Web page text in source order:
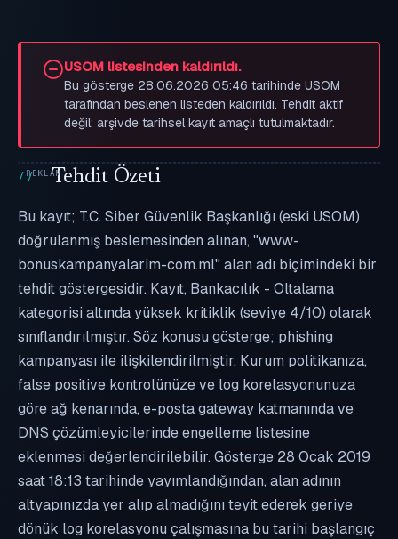
USOM listesinden kaldırıldı.
Bu gösterge 28.06.2026 05:46 tarihinde USOM
tarafından beslenen listeden kaldırıldı. Tehdit aktif
değil; arşivde tarihsel kayıt amaçlı tutulmaktadır.
Tehdit Özeti
Bu kayıt; T.C. Siber Güvenlik Başkanlığı (eski USOM)
doğrulanmış beslemesinden alınan, "www-
bonuskampanyalarim-com.ml" alan adı biçimindeki bir
tehdit göstergesidir. Kayıt, Bankacılık - Oltalama
kategorisi altında yüksek kritiklik (seviye 4/10) olarak
sınıflandırılmıştır. Söz konusu gösterge; phishing
kampanyası ile ilişkilendirilmiştir. Kurum politikanıza,
false positive kontrolünüze ve log korelasyonunuza
göre ağ kenarında, e-posta gateway katmanında ve
DNS çözümleyicilerinde engelleme listesine
eklenmesi değerlendirilebilir. Gösterge 28 Ocak 2019
saat 18:13 tarihinde yayımlandığından, alan adının
altyapınızda yer alıp almadığını teyit ederek geriye
dönük log korelasyonu çalışmasına bu tarihi başlangıç